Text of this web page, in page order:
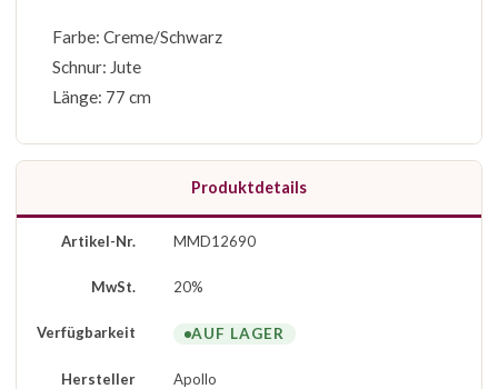
Farbe: Creme/Schwarz
Schnur: Jute
Länge: 77 cm
Produktdetails
Artikel-Nr. MMD12690
MwSt. 20%
Verfügbarkeit AUF LAGER
Hersteller Apollo